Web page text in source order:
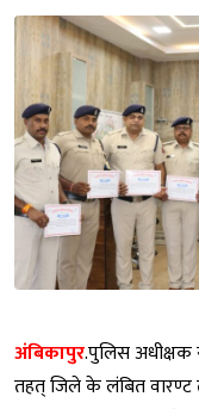
अंबिकापुर.पुलिस अधीक्षक
तहत् जिले के लंबित वारण्ट